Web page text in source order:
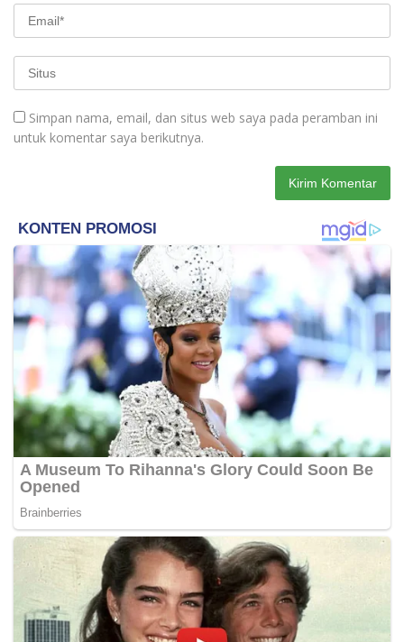
Simpan nama, email, dan situs web saya pada peramban ini
untuk komentar saya berikutnya.